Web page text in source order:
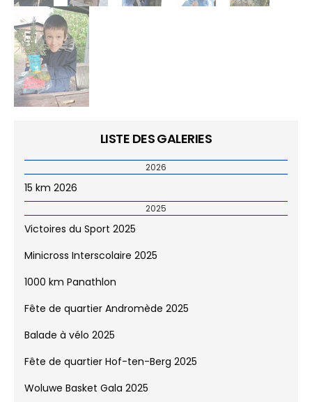
LISTE DES GALERIES
2026
15 km 2026
2025
Victoires du Sport 2025
Minicross Interscolaire 2025
1000 km Panathlon
Fête de quartier Andromède 2025
Balade à vélo 2025
Fête de quartier Hof-ten-Berg 2025
Woluwe Basket Gala 2025